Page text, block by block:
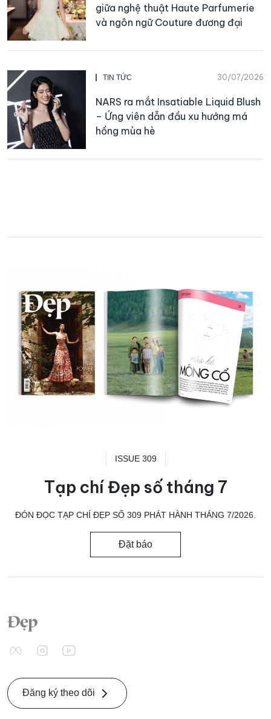
giữa nghệ thuật Haute Parfumerie
và ngôn ngữ Couture đương đại
TIN TỨC 30/07/2026
NARS ra mắt Insatiable Liquid Blush
– Ứng viên dẫn đầu xu hướng má
hồng mùa hè
ISSUE 309
Tạp chí Đẹp số tháng 7
ĐÓN ĐỌC TẠP CHÍ ĐẸP SỐ 309 PHÁT HÀNH THÁNG 7/2026.
Đặt báo
Đăng ký theo dõi